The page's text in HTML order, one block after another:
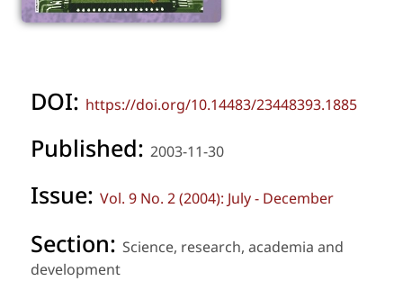
DOI: https://doi.org/10.14483/23448393.1885
Published: 2003-11-30
Issue: Vol. 9 No. 2 (2004): July - December
Section: Science, research, academia and
development